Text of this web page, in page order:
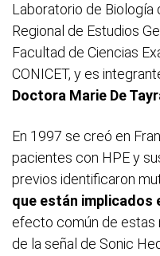
Laboratorio de Biología
Regional de Estudios
Facultad de Ciencias
CONICET, y es
Doctora Marie De
En 1997 se creó en
pacientes con HPE y
previos identificaron
que están implicados
efecto común de estas
de la señal de Sonic